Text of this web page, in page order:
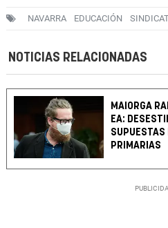
NAVARRA EDUCACIÓN
NOTICIAS RELACIONADAS
MAIORGA
EA:
SUPUESTAS
PRIMARIAS